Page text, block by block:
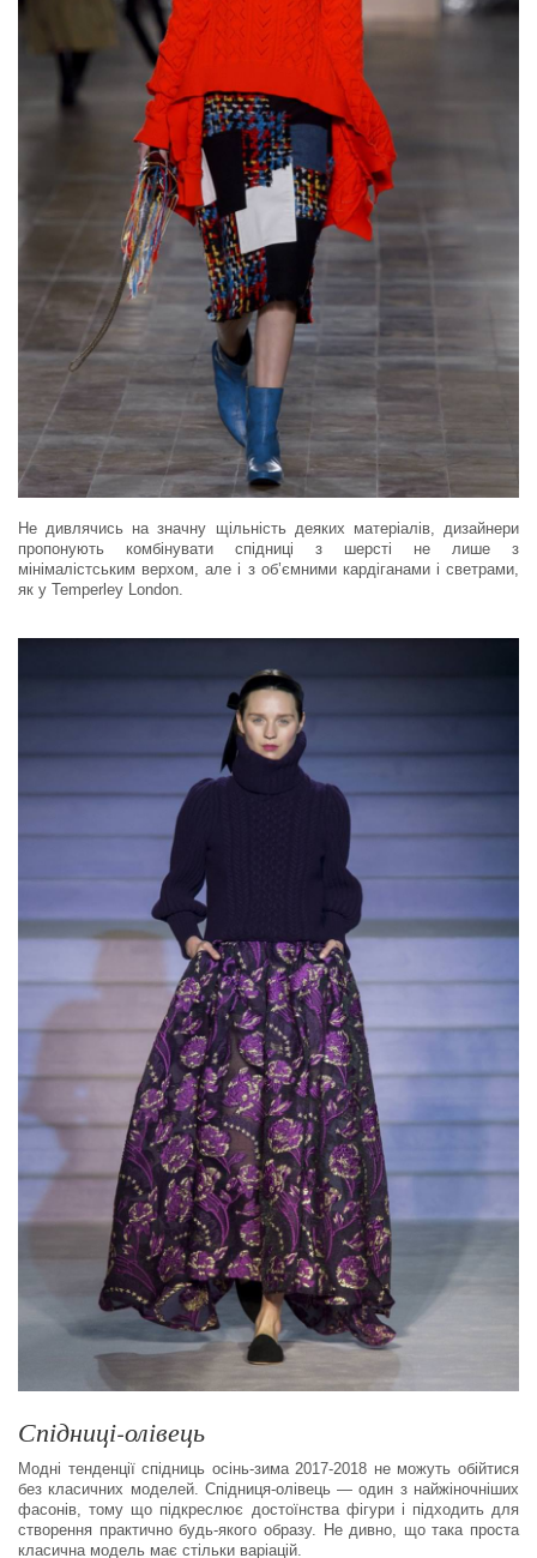
Не дивлячись на значну щільність деяких матеріалів, дизайнери
пропонують комбінувати спідниці з шерсті не лише з
мінімалістським верхом, але і з об’ємними кардіганами і светрами,
як у Temperley London.
Спідниці-олівець
Модні тенденції спідниць осінь-зима 2017-2018 не можуть обійтися
без класичних моделей. Спідниця-олівець — один з найжіночніших
фасонів, тому що підкреслює достоїнства фігури і підходить для
створення практично будь-якого образу. Не дивно, що така проста
класична модель має стільки варіацій.